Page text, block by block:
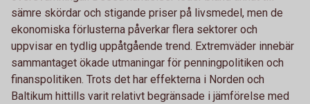
sämre skördar och stigande priser på livsmedel, men de
ekonomiska förlusterna påverkar flera sektorer och
uppvisar en tydlig uppåtgående trend. Extremväder innebär
sammantaget ökade utmaningar för penningpolitiken och
finanspolitiken. Trots det har effekterna i Norden och
Baltikum hittills varit relativt begränsade i jämförelse med